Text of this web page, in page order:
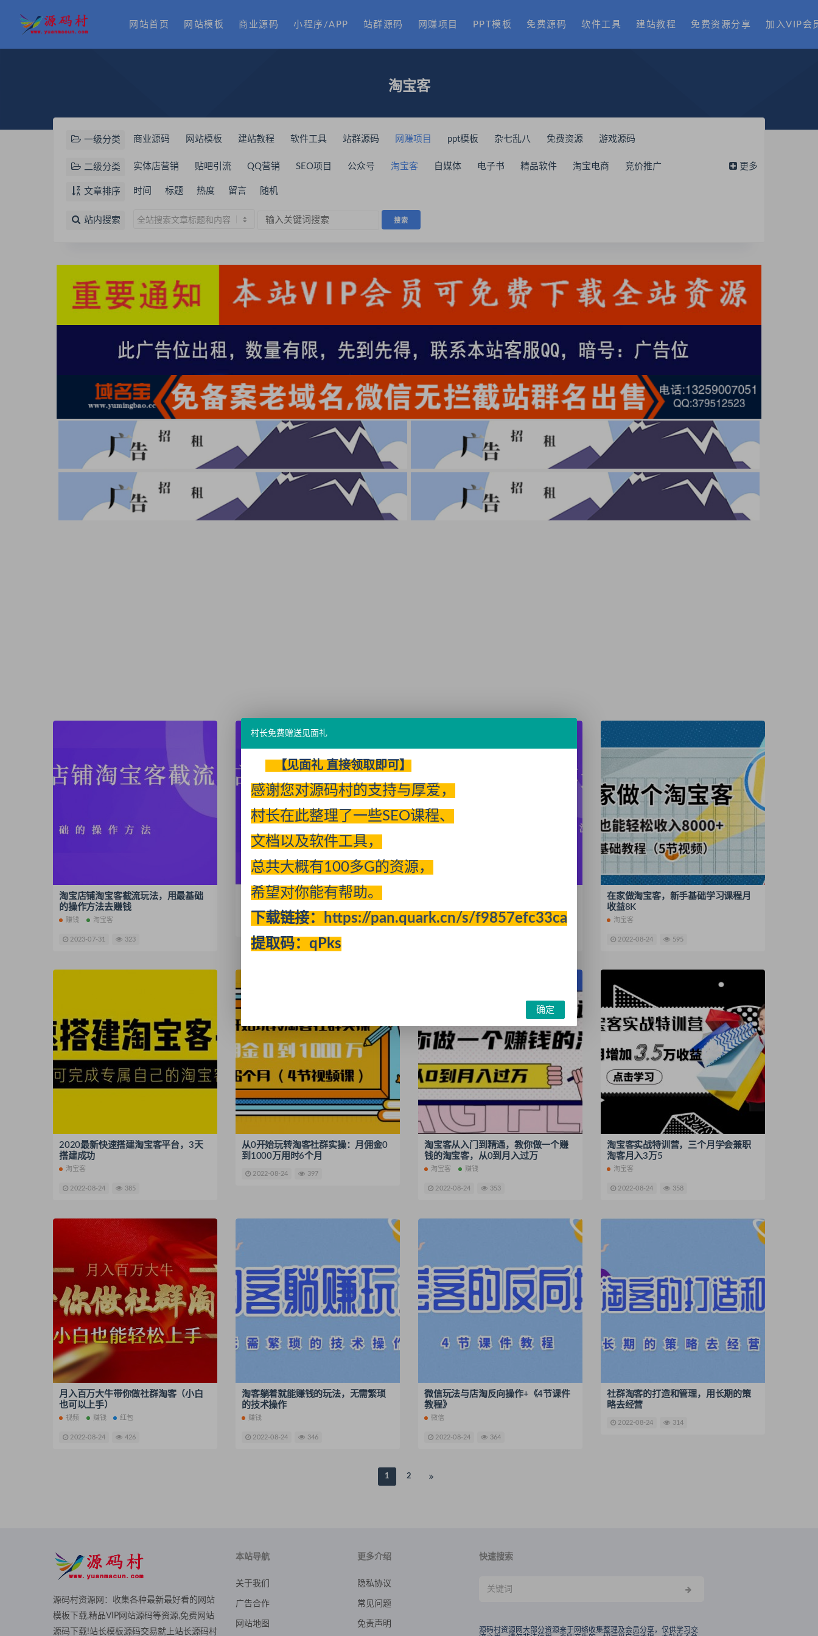
网站首页 网站模板 商业源码 小程序/APP 站群源码 网赚项目 PPT模板 免费源码 软件工具 建站教程 免费资源分享 加入VIP会
淘宝客
一级分类 商业源码 网站模板 建站教程 软件工具 站群源码 网赚项目 ppt模板 杂七乱八 免费资源 游戏源码
二级分类 实体店营销 贴吧引流 QQ营销 SEO项目 公众号 淘宝客 自媒体 电子书 精品软件 淘宝电商 竞价推广
美工教程 文案素材 社区营销
更多
文章排序 时间 标题 热度 留言 随机
站内搜索
淘宝店铺淘宝客截流玩法，用最基础
的操作方法去赚钱
赚钱 淘宝客
2023-07-31 323
淘客店群换个方法能全自动日赚1000
2023-07-31 227
引流
在家做淘宝客，新手基础学习课程月
收益8K
淘宝客
2022-08-24 595
2020最新快速搭建淘宝客平台，3天
搭建成功
淘宝客
2022-08-24 385
从0开始玩转淘客社群实操：月佣金0
到1000万用时6个月
2022-08-24 397
淘宝客从入门到精通，教你做一个赚
钱的淘宝客，从0到月入过万
淘宝客 赚钱
2022-08-24 353
淘宝客实战特训营，三个月学会兼职
淘客月入3万5
淘宝客
2022-08-24 358
月入百万大牛带你做社群淘客（小白
也可以上手）
视频 赚钱 红包
2022-08-24 426
淘客躺着就能赚钱的玩法，无需繁琐
的技术操作
赚钱
2022-08-24 346
微信玩法与店淘反向操作+《4节课件
教程》
微信
2022-08-24 364
社群淘客的打造和管理，用长期的策
略去经营
2022-08-24 314
1 2
源码村资源网：收集各种最新最好看的网站
模板下载,精品VIP网站源码等资源,免费网站
源码下载!站长模板源码交易就上站长源码村
本站导航
关于我们
广告合作
网站地图
更多介绍
隐私协议
常见问题
免责声明
快速搜索
源码村资源网大部分资源来于网络收集整理及会员分享，仅供学习交
村长免费赠送见面礼
【见面礼 直接领取即可】
感谢您对源码村的支持与厚爱，
村长在此整理了一些SEO课程、
文档以及软件工具，
总共大概有100多G的资源，
希望对你能有帮助。
下载链接：
https://pan.quark.cn/s/f9857efc33ca
提取码：qPks
确定